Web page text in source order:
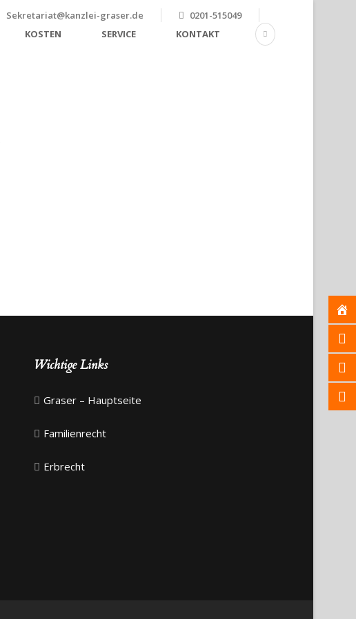
Sekretariat@kanzlei-graser.de
0201-515049
KOSTEN SERVICE KONTAKT
Wichtige Links
Graser – Hauptseite
Familienrecht
Erbrecht